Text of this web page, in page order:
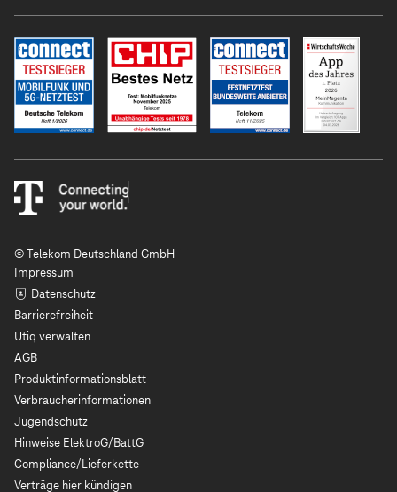
© Telekom Deutschland GmbH
Impressum
Datenschutz
Barrierefreiheit
Utiq verwalten
AGB
Produktinformationsblatt
Verbraucherinformationen
Jugendschutz
Hinweise ElektroG/BattG
Compliance/Lieferkette
Verträge hier kündigen